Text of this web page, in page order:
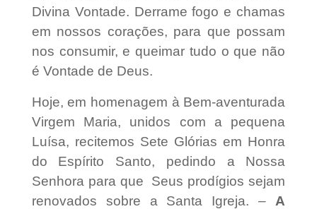
Divina Vontade. Derrame fogo e chamas
em nossos corações, para que possam
nos consumir, e queimar tudo o que não
é Vontade de Deus.
Hoje, em homenagem à Bem-aventurada
Virgem Maria, unidos com a pequena
Luísa, recitemos Sete Glórias em Honra
do Espírito Santo, pedindo a Nossa
Senhora para que Seus prodígios sejam
renovados sobre a Santa Igreja. – A